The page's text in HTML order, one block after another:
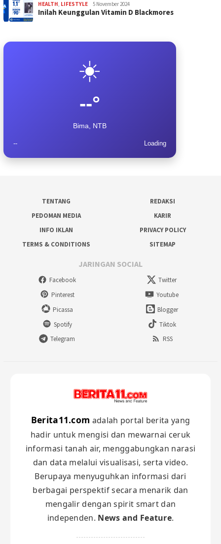
HEALTH, LIFESTYLE 5 November 2024
Inilah Keunggulan Vitamin D Blackmores
☀️
--°
Bima, NTB
-- Loading
TENTANG
REDAKSI
PEDOMAN MEDIA
KARIR
INFO IKLAN
PRIVACY POLICY
TERMS & CONDITIONS
SITEMAP
JARINGAN SOCIAL
Facebook
Twitter
Pinterest
Youtube
Picassa
Blogger
Spotify
Tiktok
Telegram
RSS
Berita11.com adalah portal berita yang
hadir untuk mengisi dan mewarnai ceruk
informasi tanah air, menggabungkan narasi
dan data melalui visualisasi, serta video.
Berupaya menyuguhkan informasi dari
berbagai perspektif secara menarik dan
mengalir dengan spirit smart dan
independen. News and Feature.